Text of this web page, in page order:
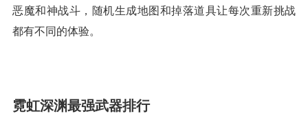
恶魔和神战斗，随机生成地图和掉落道具让每次重新挑战
都有不同的体验。
霓虹深渊最强武器排行